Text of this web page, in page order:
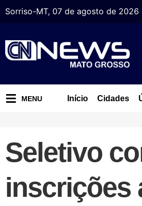
Sorriso-MT, 07 de agosto de 2026
MENU Início Cidades
Seletivo
inscrições